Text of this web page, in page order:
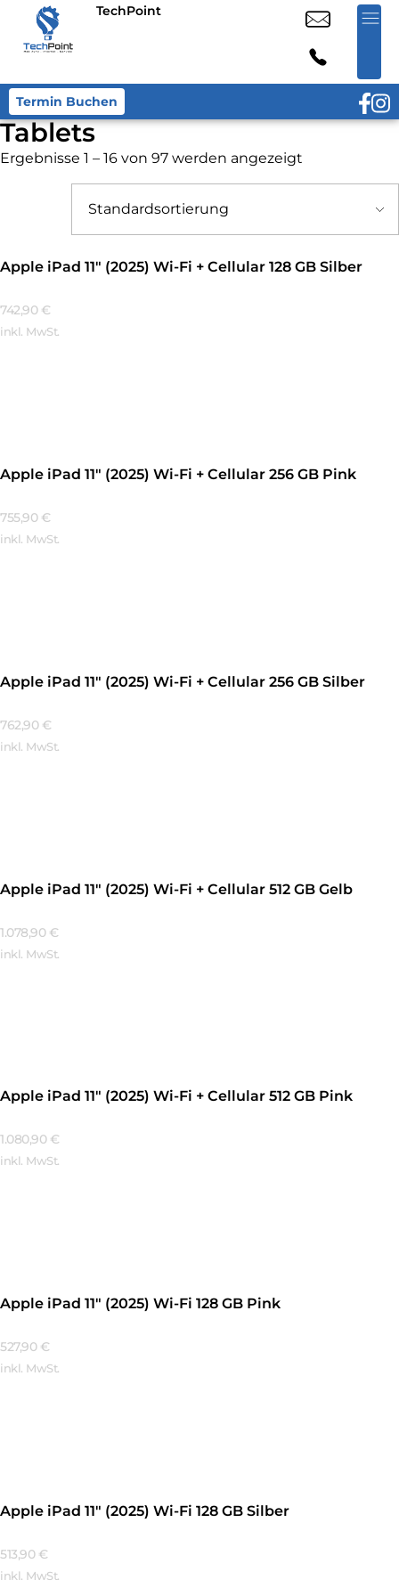
TechPoint
Termin Buchen
Tablets
Ergebnisse 1 – 16 von 97 werden angezeigt
Apple iPad 11″ (2025) Wi-Fi + Cellular 128 GB Silber
742,90 €
inkl. MwSt.
Apple iPad 11″ (2025) Wi-Fi + Cellular 256 GB Pink
755,90 €
inkl. MwSt.
Apple iPad 11″ (2025) Wi-Fi + Cellular 256 GB Silber
762,90 €
inkl. MwSt.
Apple iPad 11″ (2025) Wi-Fi + Cellular 512 GB Gelb
1.078,90 €
inkl. MwSt.
Apple iPad 11″ (2025) Wi-Fi + Cellular 512 GB Pink
1.080,90 €
inkl. MwSt.
Apple iPad 11″ (2025) Wi-Fi 128 GB Pink
527,90 €
inkl. MwSt.
Apple iPad 11″ (2025) Wi-Fi 128 GB Silber
513,90 €
inkl. MwSt.